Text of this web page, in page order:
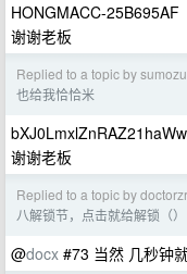
HONGMACC-25B695AF
谢谢老板
Replied to a topic by
也给我恰恰米
谢谢老板
Replied to a topic by
八解锁节，点击就给解锁（）
@docx #73 当然 几秒钟